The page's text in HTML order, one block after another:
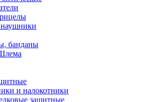
банданы
и налокотники
защитные